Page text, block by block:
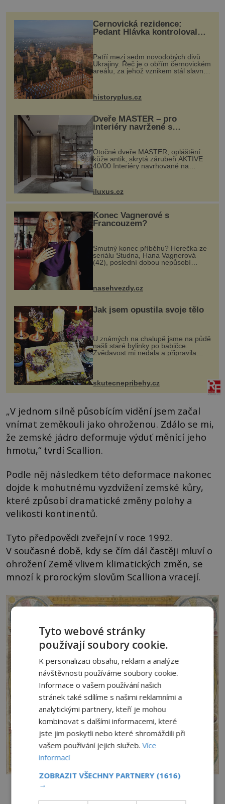
Černovická rezidence:
Pedant Hlávka kontroloval
Patří mezi sedm novodobých divů
Ukrajiny. Řeč je o obřím černovickém
areálu, za jehož vznikem stál slavný
český architekt Josef Hlávka. Ten si
na něm dal mimořádně záležet. Jeho
historyplus.cz
Dveře MASTER – pro
interiéry navržené s
rozumem i vášní!
Otočné dveře MASTER, opláštění
kůže antik, skrytá zárubeň AKTIVE
40/00 Interiéry navrhované na
zakázku často vyžadují atypické
rozměry nejen nábytku, ale i
dnes umož...
iluxus.cz
Konec Vagnerové s
Francouzem?
Smutný konec příběhu? Herečka ze
seriálu Studna, Hana Vagnerová
(42), poslední dobou nepůsobí
nasehvezdy.cz
Jak jsem opustila svoje tělo
U známých na chalupě jsme na půdě
našli staré bylinky po babičce.
Zvědavost mi nedala a připravila
jsem si z nich lektvar… Zimní pobyt
na chalupě se pro mě vlastní vinou
změnil v děsivý zážitek, na kt...
skutecnepribehy.cz
„V jednom silně působícím vidění jsem začal
vnímat zeměkouli jako ohroženou. Zdálo se mi,
že zemské jádro deformuje výduť měnící jeho
hmotu,“ tvrdí Scallion.
Podle něj následkem této deformace nakonec
dojde k mohutnému vyzdvižení zemské kůry,
které způsobí dramatické změny polohy a
velikosti kontinentů.
Tyto předpovědi zveřejní v roce 1992.
V současné době, kdy se čím dál častěji mluví o
ohrožení Země vlivem klimatických změn, se
mnozí k prorockým slovům Scalliona vracejí.
Změní se již brzy to, jak vypadá náš svět? A nebo jde jen o zbytečné
Tyto webové stránky
používají soubory cookie.
K personalizaci obsahu, reklam a analýze
návštěvnosti používáme soubory cookie.
Informace o vašem používání našich
stránek také sdílíme s našimi reklamními a
analytickými partnery, kteří je mohou
kombinovat s dalšími informacemi, které
jste jim poskytli nebo které shromáždili při
vašem používání jejich služeb.Více
informací
ZOBRAZIT VŠECHNY PARTNERY (1616)
→